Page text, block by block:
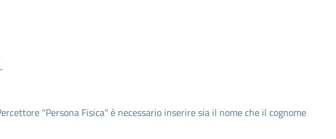
"Persona Fisica" è necessario inserire sia il nome che il cognome